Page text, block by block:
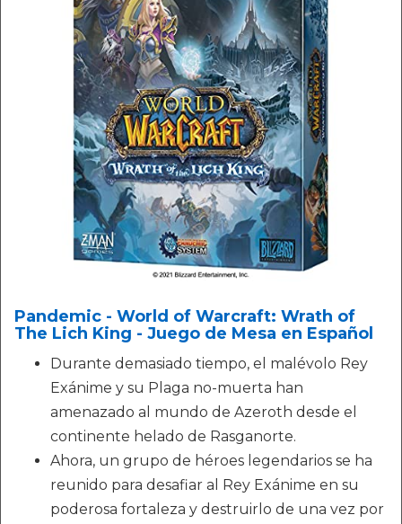
Pandemic - World of Warcraft: Wrath of
The Lich King - Juego de Mesa en Español
Durante demasiado tiempo, el malévolo Rey
Exánime y su Plaga no-muerta han
amenazado al mundo de Azeroth desde el
continente helado de Rasganorte.
Ahora, un grupo de héroes legendarios se ha
reunido para desafiar al Rey Exánime en su
poderosa fortaleza y destruirlo de una vez por